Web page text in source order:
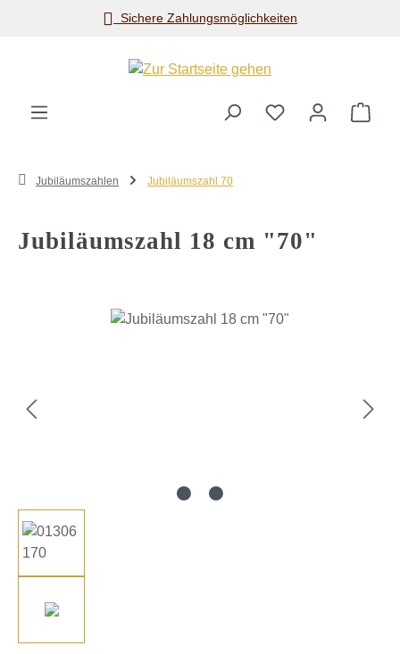
Zum Hauptinhalt springenSichere Zahlungsmöglichkeiten
Jubiläumszahlen Jubiläumszahl 70
Jubiläumszahl 18 cm "70"
Bildergalerie überspringen